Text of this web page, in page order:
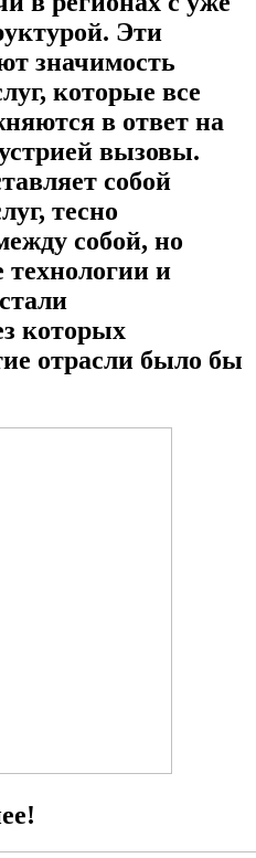
Эти
значимость
которые все
в ответ на
вызовы.
собой
тесно
собой, но
и
которых
отрасли было бы